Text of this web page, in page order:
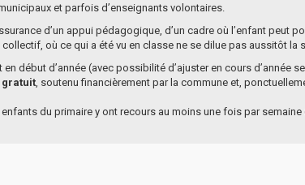
et parfois d’enseignants volontaires.
d’un appui pédagogique, d’un cadre où l’enfant peut
où ce qui a été vu en classe ne se dilue pas aussitôt la
en début d’année (avec possibilité d’ajuster en cours d’année
gratuit , soutenu financièrement par la commune et,
enfants du primaire y ont recours au moins une fois par semaine